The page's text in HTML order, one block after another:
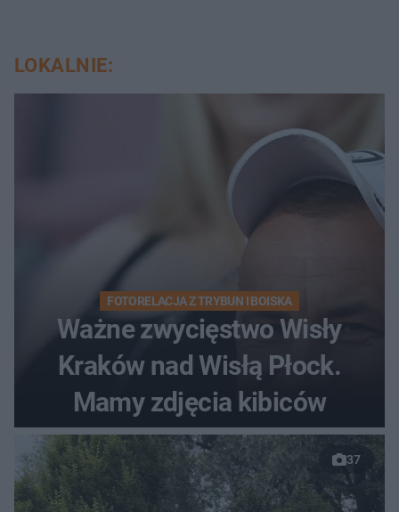
LOKALNIE:
FOTORELACJA Z TRYBUN I BOISKA
Ważne zwycięstwo Wisły
Kraków nad Wisłą Płock.
Mamy zdjęcia kibiców
37